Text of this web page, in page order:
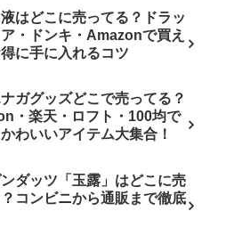
はどこに売ってる？ドラッ
・ドンキ・Amazonで買え
に手に入れるコツ
ガグッズどこで売ってる？
・楽天・ロフト・100均で
わいいアイテム大集合！
ダッツ「玉露」はどこに売
コンビニから通販まで徹底